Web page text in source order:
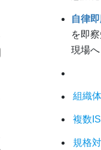
自律
を即
現場へ
組織
複数
規格